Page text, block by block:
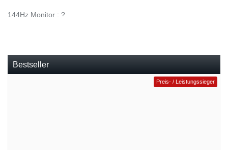
144Hz Monitor : ?
Bestseller
Preis- / Leistungssieger